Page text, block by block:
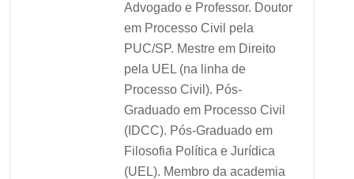
Advogado e Professor. Doutor
em Processo Civil pela
PUC/SP. Mestre em Direito
pela UEL (na linha de
Processo Civil). Pós-
Graduado em Processo Civil
(IDCC). Pós-Graduado em
Filosofia Política e Jurídica
(UEL). Membro da academia